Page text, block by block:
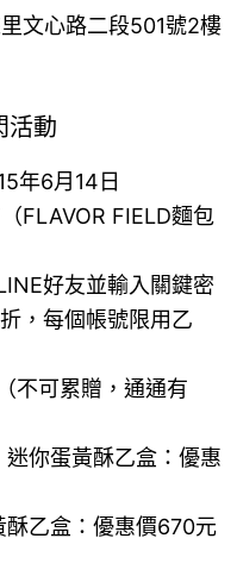
文心路二段501號2樓
活動
年6月14日
FLAVOR FIELD麵包
好友並輸入關鍵密
，每個帳號限用乙
不可累贈，通通有
你蛋黃酥乙盒：優惠
乙盒：優惠價670元